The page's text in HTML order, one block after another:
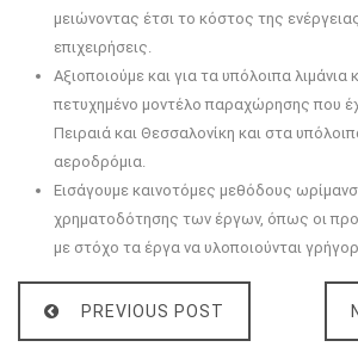
μειώνοντας έτσι το κόστος της
επιχειρήσεις.
Αξιοποιούμε και για τα υπόλοιπα λιμάνια
πετυχημένο μοντέλο παραχώρησης που
Πειραιά και Θεσσαλονίκη και στα
αεροδρόμια.
Εισάγουμε καινοτόμες μεθόδους
χρηματοδότησης των έργων, όπως οι
με στόχο τα έργα να υλοποιούνται
PREVIOUS POST